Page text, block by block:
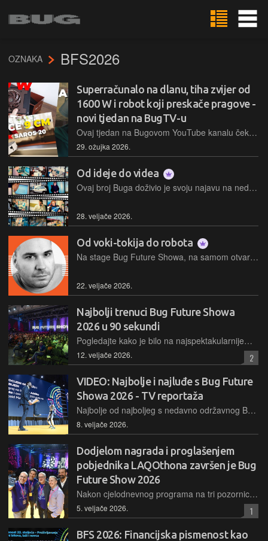
OZNAKA BFS2026
Superračunalo na dlanu, tiha zvijer od
1600 W i robot koji preskače pragove -
novi tjedan na BugTV-u
Ovaj tjedan na Bugovom YouTube kanalu čeka vas pet novih videa - od recenzije Asusovog minijaturnog superračunala do reportaže s Roborockovog eventa u Varšavi. Tu su i unboxing brutalnog 1,6-kilovatnog napajanja, recenzija pametnog sata za trkače te hakerski keynote s ovogodišnjeg Bug Future Showa
29. ožujka 2026.
Od ideje do videa
Ovaj broj Buga doživio je svoju najavu na nedavno održanom Bug Future Showu, kada sam na samom početku naglasio izlazak jubilarnog broja 400, prikazivanjem AI videa koji je nastao na temelju foto-stripa "Od ideje do kioska", kao dio sadržaja Buga 100 (izdanog prije 25 godina)!
28. veljače 2026.
Od voki-tokija do robota
Na stage Bug Future Showa, na samom otvaranju, popeo se humanoidni robot koji je voditelju Ivanu Šariću uletio u spiku…
22. veljače 2026.
Najbolji trenuci Bug Future Showa
2026 u 90 sekundi
Pogledajte kako je bilo na najspektakularnijem tehnološkom showu u regiji, koji se 13. godinu zaredom održao u Zagrebu te okupio tisuće entuzijasta, geekova i ljubitelja tehnologije i zabave
12. veljače 2026. 2
VIDEO: Najbolje i najluđe s Bug Future
Showa 2026 - TV reportaža
Najbolje od najboljeg s nedavno održavnog Bug Future Showa 2026 saželi smo u video-reportaži od 20-ak minuta...
8. veljače 2026.
Dodjelom nagrada i proglašenjem
pobjednika LAQOthona završen je Bug
Future Show 2026
Nakon cjelodnevnog programa na tri pozornice, dodijelili smo nagrade i službeno zaključili program trinaestog Bug Future Showa, održanoga pod motom "The New Real"
5. veljače 2026. 1
BFS 2026: Financijska pismenost kao